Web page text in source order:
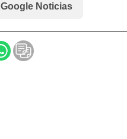
Google Noticias